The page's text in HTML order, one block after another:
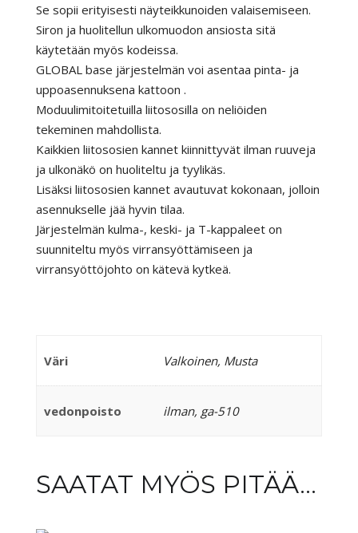
Se sopii erityisesti näyteikkunoiden valaisemiseen.
Siron ja huolitellun ulkomuodon ansiosta sitä
käytetään myös kodeissa.
GLOBAL base järjestelmän voi asentaa pinta- ja
uppoasennuksena kattoon .
Moduulimitoitetuilla liitososilla on neliöiden
tekeminen mahdollista.
Kaikkien liitososien kannet kiinnittyvät ilman ruuveja
ja ulkonäkö on huoliteltu ja tyylikäs.
Lisäksi liitososien kannet avautuvat kokonaan, jolloin
asennukselle jää hyvin tilaa.
Järjestelmän kulma-, keski- ja T-kappaleet on
suunniteltu myös virransyöttämiseen ja
virransyöttöjohto on kätevä kytkeä.
Väri Valkoinen, Musta
vedonpoisto ilman, ga-510
SAATAT MYÖS PITÄÄ...